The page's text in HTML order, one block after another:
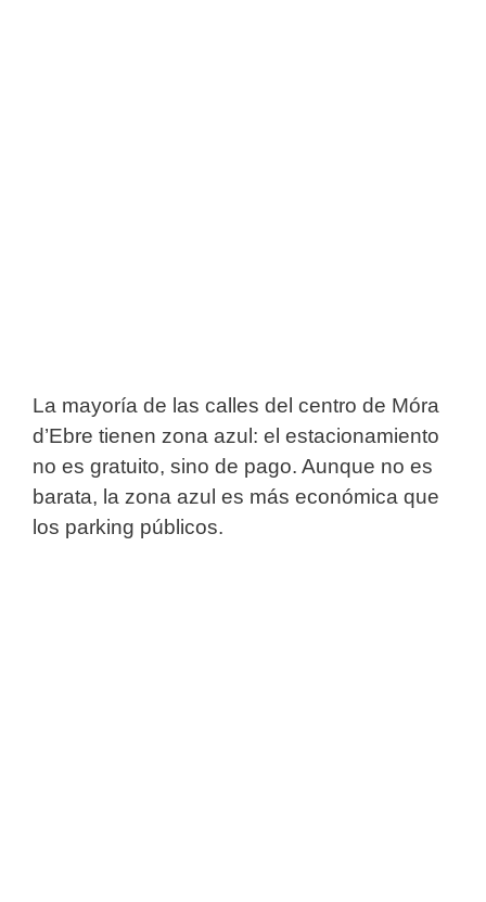
La mayoría de las calles del centro de Móra
d’Ebre tienen zona azul: el estacionamiento
no es gratuito, sino de pago. Aunque no es
barata, la zona azul es más económica que
los parking públicos.